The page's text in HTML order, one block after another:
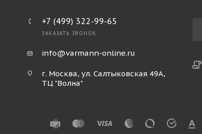
+7 (499) 322-99-65
ЗАКАЗАТЬ ЗВОНОК
info@varmann-online.ru
г. Москва, ул. Салтыковская 49А,
ТЦ "Волна"